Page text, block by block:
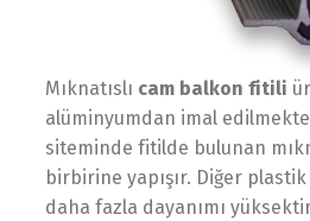
Mıknatıslı cam balkon fitili
alüminyumdan imal
siteminde fitilde bulunan
birbirine yapışır. Diğer
daha fazla dayanımı